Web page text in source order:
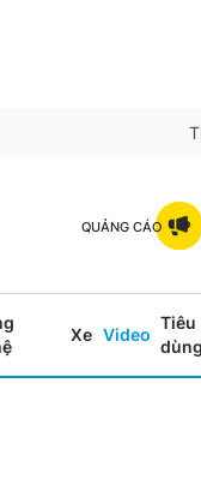
QUẢNG CÁO
Xe Video
Tiêu
dùng